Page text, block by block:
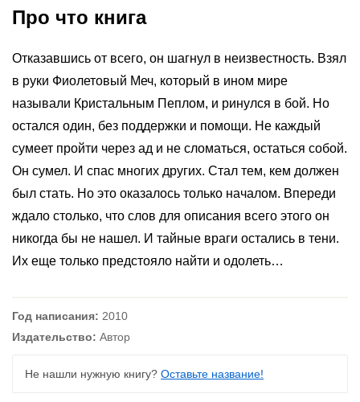
Про что книга
Отказавшись от всего, он шагнул в неизвестность. Взял
в руки Фиолетовый Меч, который в ином мире
называли Кристальным Пеплом, и ринулся в бой. Но
остался один, без поддержки и помощи. Не каждый
сумеет пройти через ад и не сломаться, остаться собой.
Он сумел. И спас многих других. Стал тем, кем должен
был стать. Но это оказалось только началом. Впереди
ждало столько, что слов для описания всего этого он
никогда бы не нашел. И тайные враги остались в тени.
Их еще только предстояло найти и одолеть…
Год написания: 2010
Издательство: Автор
Не нашли нужную книгу? Оставьте название!